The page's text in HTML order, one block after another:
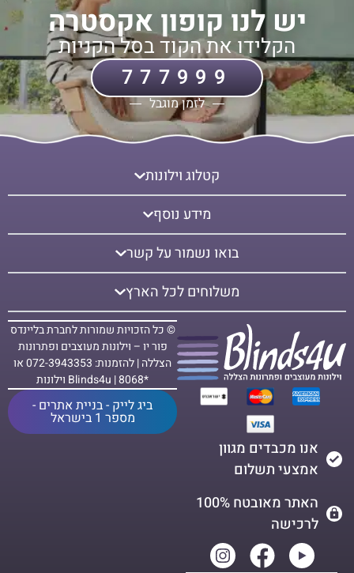
יש לנו קופון אקסטרה
הקלידו את הקוד בסל הקניות
777999
לזמן מוגבל
אנו מכבדים מגוון
אמצעי תשלום
האתר מאובטח 100%
לרכישה
© כל הזכויות שמורות לחברת בליינדס
פור יו – וילונות מעוצבים ופתרונות
הצללה | להזמנות: 072-3943353 או
*8068 | Blinds4u וילונות
ביג לייק - בניית אתרים -
מספר 1 בישראל
קטלוג וילונות
מידע נוסף
בואו נשמור על קשר
משלוחים לכל הארץ